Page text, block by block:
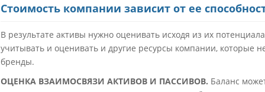
Cтоимость компании зависит от ее
В результате активы нужно оценивать исходя из их
учитывать и оценивать и другие ресурсы компании, которые
бренды.
ОЦЕНКА ВЗАИМОСВЯЗИ АКТИВОВ И ПАССИВОВ. Баланс